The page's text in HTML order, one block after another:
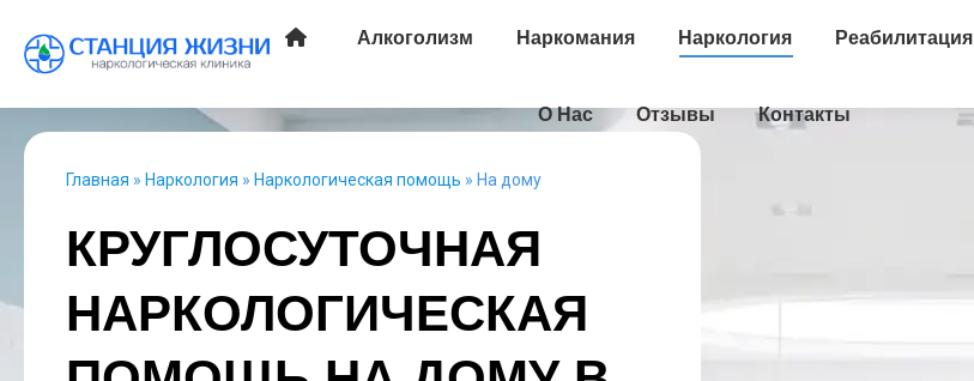
Алкоголизм Наркомания Наркология Реабилитация
О Нас Отзывы Контакты
Главная » Наркология » Наркологическая помощь » На дому
КРУГЛОСУТОЧНАЯ
НАРКОЛОГИЧЕСКАЯ